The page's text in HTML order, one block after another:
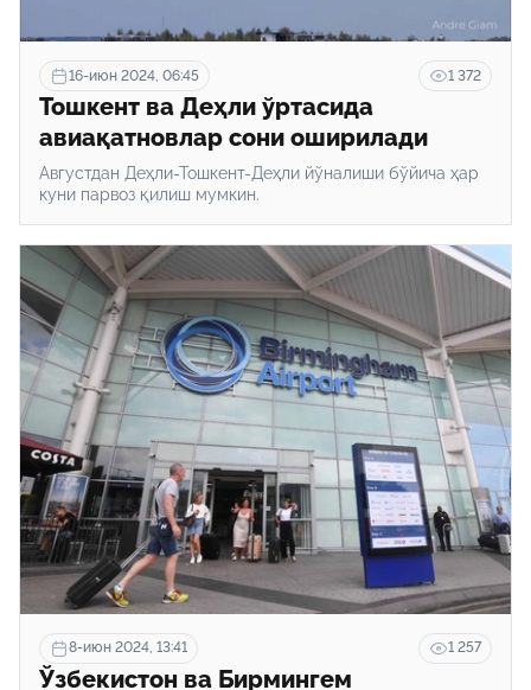
16-июн 2024, 06:45 1 372
Тошкент ва Деҳли ўртасида
авиақатновлар сони оширилади
Августдан Деҳли-Тошкент-Деҳли йўналиши бўйича ҳар
куни парвоз қилиш мумкин.
8-июн 2024, 13:41 1 257
Ўзбекистон ва Бирмингем